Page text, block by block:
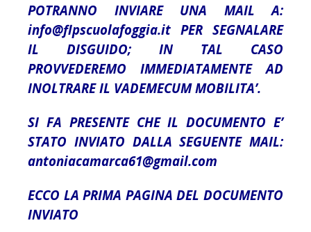
POTRANNO INVIARE UNA MAIL A:
info@flpscuolafoggia.it PER SEGNALARE
IL DISGUIDO; IN TAL CASO
PROVVEDEREMO IMMEDIATAMENTE AD
INOLTRARE IL VADEMECUM MOBILITA’.
SI FA PRESENTE CHE IL DOCUMENTO E’
STATO INVIATO DALLA SEGUENTE MAIL:
antoniacamarca61@gmail.com
ECCO LA PRIMA PAGINA DEL DOCUMENTO
INVIATO